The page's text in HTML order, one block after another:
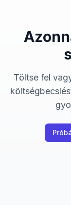
Töltse fel